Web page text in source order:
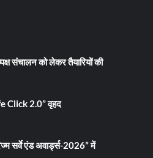
संचालन को लेकर तैयारियों की
Click 2.0” वृहद
सर्वे एंड अवार्ड्स-2026” में